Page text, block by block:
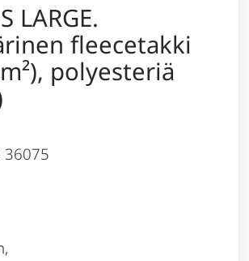
LARGE.
fleecetakki
polyesteriä
36075